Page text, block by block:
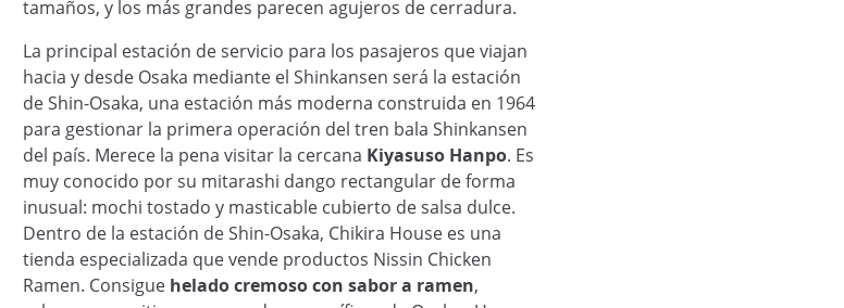
tamaños, y los más grandes parecen agujeros de cerradura.
La principal estación de servicio para los pasajeros que viajan
hacia y desde Osaka mediante el Shinkansen será la estación
de Shin-Osaka, una estación más moderna construida en 1964
para gestionar la primera operación del tren bala Shinkansen
del país. Merece la pena visitar la cercana Kiyasuso Hanpo. Es
muy conocido por su mitarashi dango rectangular de forma
inusual: mochi tostado y masticable cubierto de salsa dulce.
Dentro de la estación de Shin-Osaka, Chikira House es una
tienda especializada que vende productos Nissin Chicken
Ramen. Consigue helado cremoso con sabor a ramen,
Osaka, Japón
@Wikimedia